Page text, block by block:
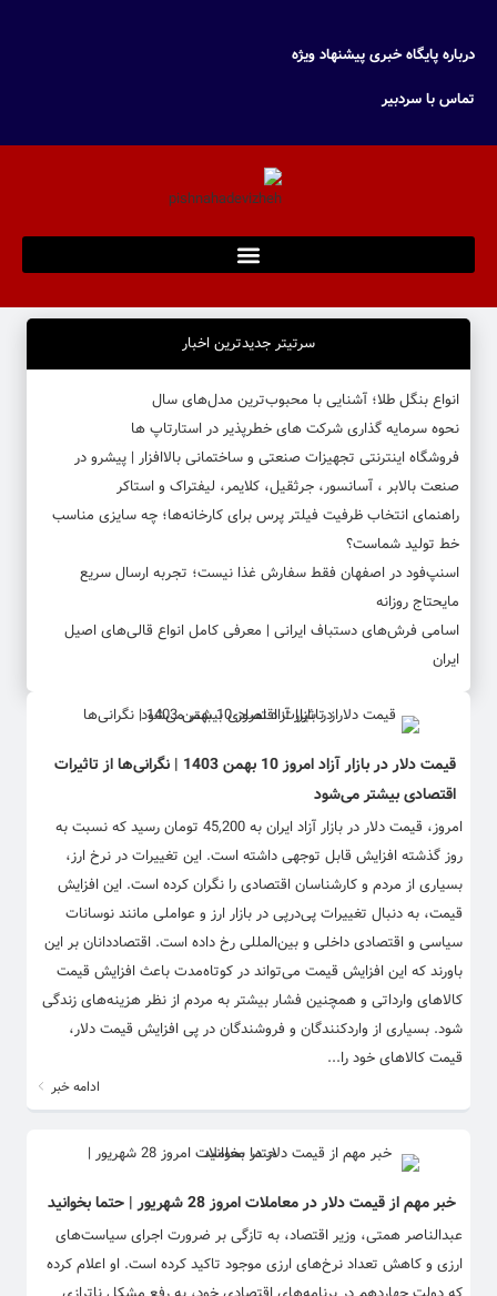
درباره پایگاه خبری پیشنهاد ویژه
تماس با سردبیر
سرتیتر جدیدترین اخبار
انواع بنگل طلا؛ آشنایی با محبوب‌ترین مدل‌های سال
نحوه سرمایه‌ گذاری شرکت‌ های خطرپذیر در استارتاپ ها
فروشگاه اینترنتی تجهیزات صنعتی و ساختمانی بالاافزار | پیشرو در
صنعت بالابر ، آسانسور، جرثقیل، کلایمر، لیفتراک و استاکر
راهنمای انتخاب ظرفیت فیلتر پرس برای کارخانه‌ها؛ چه سایزی مناسب
خط تولید شماست؟
اسنپ‌فود در اصفهان فقط سفارش غذا نیست؛ تجربه ارسال سریع
مایحتاج روزانه
اسامی فرش‌های دستباف ایرانی | معرفی کامل انواع قالی‌های اصیل
ایران
قیمت دلار در بازار آزاد امروز 10 بهمن 1403 | نگرانی‌ها از تاثیرات
اقتصادی بیشتر می‌شود
امروز، قیمت دلار در بازار آزاد ایران به 45,200 تومان رسید که نسبت به
روز گذشته افزایش قابل توجهی داشته است. این تغییرات در نرخ ارز،
بسیاری از مردم و کارشناسان اقتصادی را نگران کرده است. این افزایش
قیمت، به دنبال تغییرات پی‌درپی در بازار ارز و عواملی مانند نوسانات
سیاسی و اقتصادی داخلی و بین‌المللی رخ داده است. اقتصاددانان بر این
باورند که این افزایش قیمت می‌تواند در کوتاه‌مدت باعث افزایش قیمت
کالاهای وارداتی و همچنین فشار بیشتر به مردم از نظر هزینه‌های زندگی
شود. بسیاری از واردکنندگان و فروشندگان در پی افزایش قیمت دلار،
قیمت کالاهای خود را...
ادامه خبر
خبر مهم از قیمت دلار در معاملات امروز 28 شهریور | حتما بخوانید
عبدالناصر همتی، وزیر اقتصاد، به تازگی بر ضرورت اجرای سیاست‌های
ارزی و کاهش تعداد نرخ‌های ارزی موجود تاکید کرده است. او اعلام کرده